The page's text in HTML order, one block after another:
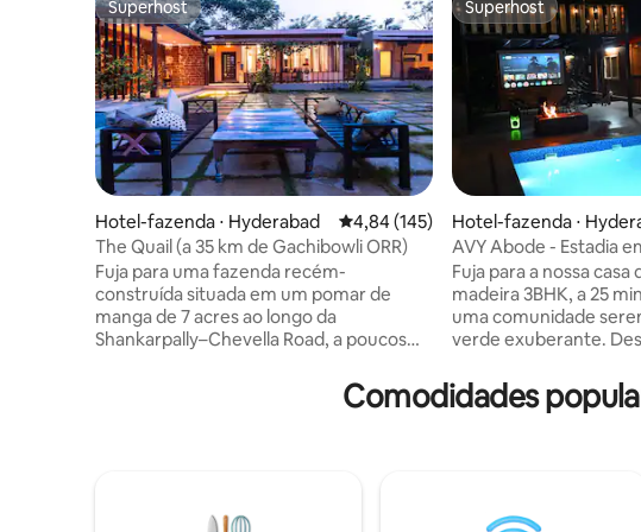
Superhost
Superhost
Hotel-fazenda ⋅ Hyderabad 4,84 de uma avaliação média de 5,
4,84 (145)
The Quail (a 35 km de Gachibowli ORR)
Fuja para uma fazenda recém-
construída situada em um pomar de
manga de 7 acres ao longo da
Shankarpally–Chevella Road, a poucos
aconchegantes (perfeitos para 4
velocidade ilimitado. Amplo
Superhost
Superhost
Hotel-fazenda ⋅
AVY Abode - Estadia
quartos, piscina
Fuja para a nossa casa
madeira 3BHK, a 25
uma comunidade
verde exuberante.
vistas da aldeia e
com um vigia e
RO, gerador e zelador
Comodidades